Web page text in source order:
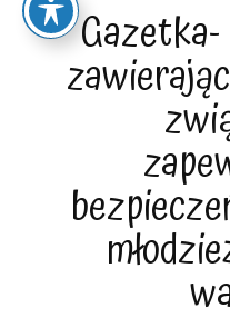
Kontakt
Dokumenty
Dowóz uczniów
Klasy
Nauka – lepsze jutro!
SUPER
jakość edukacji